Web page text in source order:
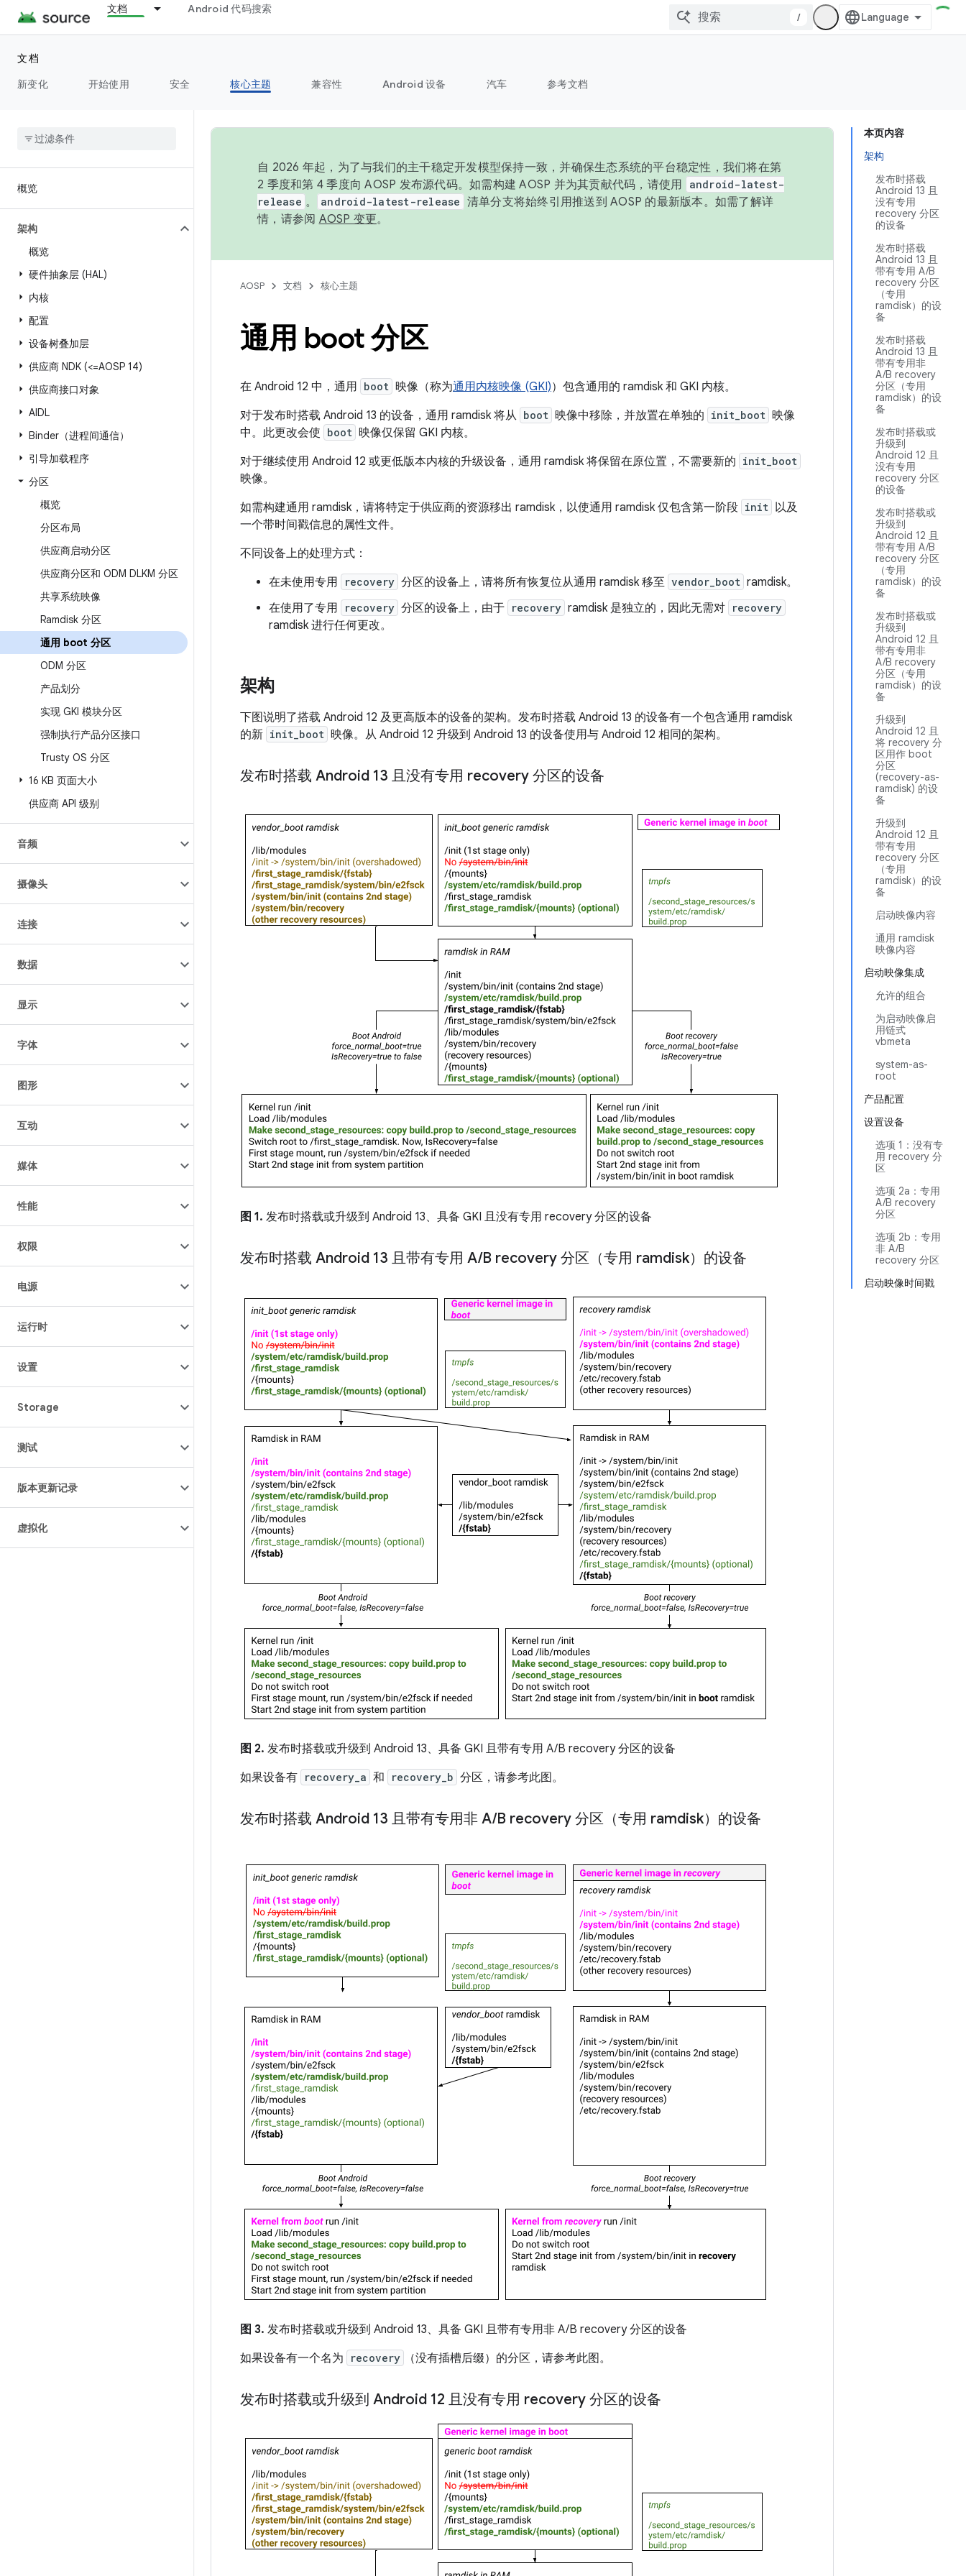
文档 Android 代码搜索
/
文档
新变化
开始使用 安全 核心主题 兼容性 Android 设备 汽车 参考文档
概览
架构
概览
硬件抽象层 (HAL)
内核
配置
设备树叠加层
供应商 NDK (<=AOSP 14)
供应商接口对象
AIDL
Binder（进程间通信）
引导加载程序
分区
概览
分区布局
供应商启动分区
供应商分区和 ODM DLKM 分区
共享系统映像
Ramdisk 分区
通用 boot 分区
ODM 分区
产品划分
实现 GKI 模块分区
强制执行产品分区接口
Trusty OS 分区
16 KB 页面大小
供应商 API 级别
音频
摄像头
连接
数据
显示
字体
图形
互动
媒体
性能
权限
电源
运行时
设置
Storage
测试
版本更新记录
虚拟化
本页内容
架构
发布时搭载
Android 13 且
没有专用
recovery 分区
的设备
发布时搭载
Android 13 且
带有专用 A/B
recovery 分区
（专用
ramdisk）的设
备
发布时搭载
Android 13 且
带有专用非
A/B recovery
分区（专用
ramdisk）的设
备
发布时搭载或
升级到
Android 12 且
没有专用
recovery 分区
的设备
发布时搭载或
升级到
Android 12 且
带有专用 A/B
recovery 分区
（专用
ramdisk）的设
备
发布时搭载或
升级到
Android 12 且
带有专用非
A/B recovery
分区（专用
ramdisk）的设
备
升级到
Android 12 且
将 recovery 分
区用作 boot
分区
(recovery-as-
ramdisk) 的设
备
升级到
Android 12 且
带有专用
recovery 分区
（专用
ramdisk）的设
备
启动映像内容
通用 ramdisk
映像内容
启动映像集成
允许的组合
为启动映像启
用链式
vbmeta
system-as-
root
产品配置
设置设备
选项 1：没有专
用 recovery 分
区
选项 2a：专用
A/B recovery
分区
选项 2b：专用
非 A/B
recovery 分区
启动映像时间戳
自 2026 年起，为了与我们的主干稳定开发模型保持一致，并确保生态系统的平台稳定性，我们将在第
2 季度和第 4 季度向 AOSP 发布源代码。如需构建 AOSP 并为其贡献代码，请使用
android-latest-
release 。 android-latest-release 清单分支将始终引用推送到 AOSP 的最新版本。如需了解详
情，请参阅 AOSP 变更。
AOSP 文档 核心主题
通用 boot 分区
在 Android 12 中，通用 boot 映像（称为通用内核映像 (GKI)）包含通用的 ramdisk 和 GKI 内核。
对于发布时搭载 Android 13 的设备，通用 ramdisk 将从 boot 映像中移除，并放置在单独的 init_boot 映像
中。此更改会使 boot 映像仅保留 GKI 内核。
对于继续使用 Android 12 或更低版本内核的升级设备，通用 ramdisk 将保留在原位置，不需要新的 init_boot
映像。
如需构建通用 ramdisk，请将特定于供应商的资源移出 ramdisk，以使通用 ramdisk 仅包含第一阶段 init 以及
一个带时间戳信息的属性文件。
不同设备上的处理方式：
在未使用专用
recovery 分区的设备上，请将所有恢复位从通用 ramdisk 移至 vendor_boot ramdisk。
在使用了专用
recovery 分区的设备上，由于 recovery ramdisk 是独立的，因此无需对 recovery
ramdisk 进行任何更改。
架构
下图说明了搭载 Android 12 及更高版本的设备的架构。发布时搭载 Android 13 的设备有一个包含通用 ramdisk
的新 init_boot 映像。从 Android 12 升级到 Android 13 的设备使用与 Android 12 相同的架构。
发布时搭载 Android 13 且没有专用 recovery 分区的设备
图 1. 发布时搭载或升级到 Android 13、具备 GKI 且没有专用 recovery 分区的设备
发布时搭载 Android 13 且带有专用 A/B recovery 分区（专用 ramdisk）的设备
图 2. 发布时搭载或升级到 Android 13、具备 GKI 且带有专用 A/B recovery 分区的设备
如果设备有 recovery_a 和 recovery_b 分区，请参考此图。
发布时搭载 Android 13 且带有专用非 A/B recovery 分区（专用 ramdisk）的设备
图 3. 发布时搭载或升级到 Android 13、具备 GKI 且带有专用非 A/B recovery 分区的设备
如果设备有一个名为
recovery （没有插槽后缀）的分区，请参考此图。
发布时搭载或升级到 Android 12 且没有专用 recovery 分区的设备